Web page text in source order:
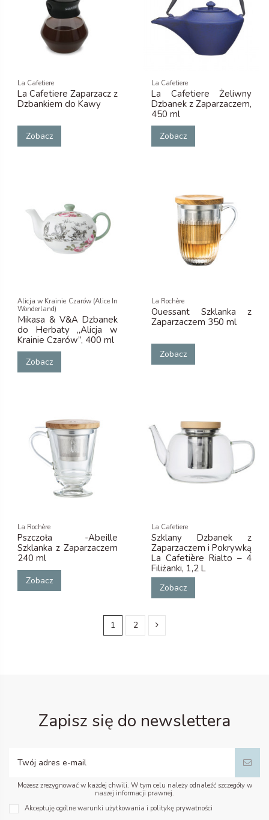
La Cafetiere
La Cafetiere Zaparzacz z
Dzbankiem do Kawy
Zobacz
La Cafetiere
La Cafetiere Żeliwny
Dzbanek z Zaparzaczem,
450 ml
Zobacz
Alicja w Krainie Czarów (Alice In
Wonderland)
Mikasa & V&A Dzbanek
do Herbaty „Alicja w
Krainie Czarów”, 400 ml
Zobacz
La Rochère
Ouessant Szklanka z
Zaparzaczem 350 ml
Zobacz
La Rochère
Pszczoła -Abeille
Szklanka z Zaparzaczem
240 ml
Zobacz
La Cafetiere
Szklany Dzbanek z
Zaparzaczem i Pokrywką
La Cafetière Rialto – 4
Filiżanki, 1,2 L
Zobacz
1 2
Zapisz się do newslettera
Możesz zrezygnować w każdej chwili. W tym celu należy odnaleźć szczegóły w
naszej informacji prawnej.
Akceptuję ogólne warunki użytkowania i politykę prywatności